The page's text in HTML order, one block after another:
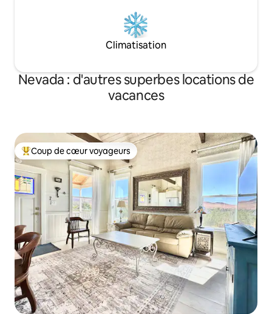
Climatisation
Nevada : d'autres superbes locations de
vacances
Coups de cœur voyageurs les plus appréciés
Coup de cœur voyageurs